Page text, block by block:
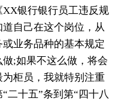
银行银行员工违反规
自己在这个岗位，从
业务品种的基本规定
;如果不这么做，将会
柜员，我就特别注重
二十五”条到第“四十八